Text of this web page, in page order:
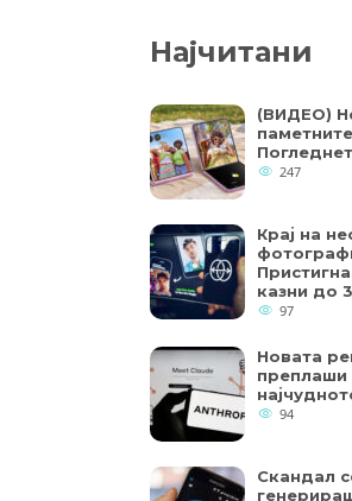
Најчитани
(ВИДЕО)
247
Крај на
казни до
97
Новата
преплаши
94
Скандал